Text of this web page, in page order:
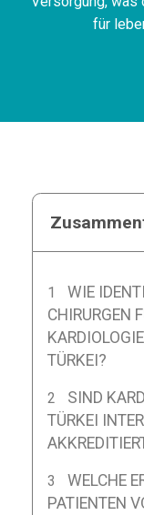
für
WIE
CHIRURGEN
TÜRKEI?
SIND
TÜRKEI
WELCHE
PATIENTEN